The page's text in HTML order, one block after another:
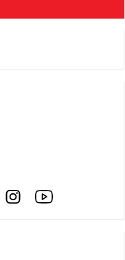
Facebook Instagram